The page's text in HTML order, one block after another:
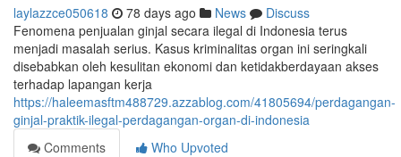
laylazzce050618 78 days ago News
Discuss
Fenomena penjualan ginjal secara ilegal di Indonesia terus
menjadi masalah serius. Kasus kriminalitas organ ini seringkali
disebabkan oleh kesulitan ekonomi dan ketidakberdayaan akses
terhadap lapangan kerja
https://haleemasftm488729.azzablog.com/41805694/perdagangan-
ginjal-praktik-ilegal-perdagangan-organ-di-indonesia
Comments
Who Upvoted